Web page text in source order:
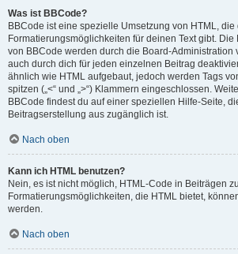
Was ist BBCode?
BBCode ist eine spezielle Umsetzung von HTML,
Formatierungsmöglichkeiten für deinen Text gibt. Die
von BBCode werden durch die Board-Administration
auch durch dich für jeden einzelnen Beitrag
ähnlich wie HTML aufgebaut, jedoch werden Tags
spitzen („<“ und „>“) Klammern eingeschlossen.
BBCode findest du auf einer speziellen Hilfe-Seite,
Beitragserstellung aus zugänglich ist.
Nach oben
Kann ich HTML benutzen?
Nein, es ist nicht möglich, HTML-Code in Beiträgen
Formatierungsmöglichkeiten, die HTML bietet,
werden.
Nach oben